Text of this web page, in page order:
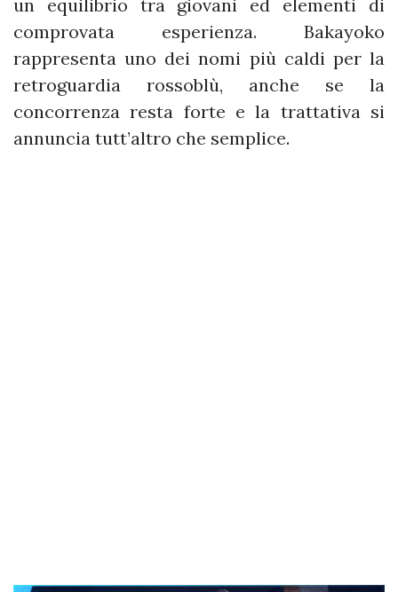
un equilibrio tra giovani ed elementi di
comprovata esperienza. Bakayoko
rappresenta uno dei nomi più caldi per la
retroguardia rossoblù, anche se la
concorrenza resta forte e la trattativa si
annuncia tutt’altro che semplice.